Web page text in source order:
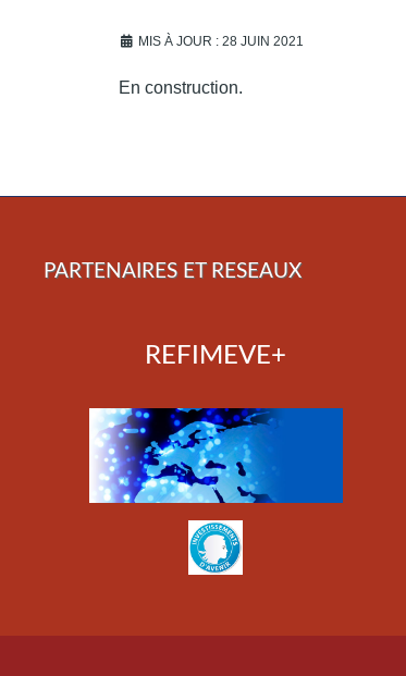
MIS À JOUR : 28 JUIN 2021
En construction.
PARTENAIRES ET RESEAUX
REFIMEVE+